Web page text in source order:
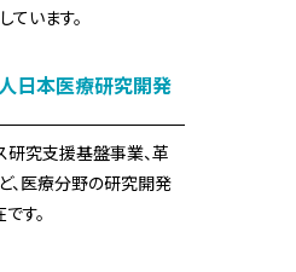
います。
日本医療研究開発
研究支援基盤事業、革
医療分野の研究開発
す。